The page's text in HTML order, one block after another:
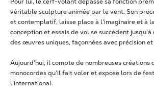
Pour lui, le cerf-volant dépasse sa fonction
véritable sculpture animée par le vent. Son
et contemplatif, laisse place à l’imaginaire et à
conception et essais de vol se succèdent jusqu’à
des œuvres uniques, façonnées avec précision
Aujourd’hui, il compte de nombreuses
monocordes qu’il fait voler et expose lors de
l’international.